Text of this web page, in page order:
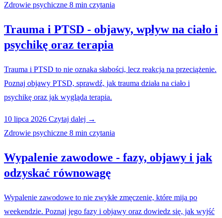
Zdrowie psychiczne 8 min czytania
Trauma i PTSD - objawy, wpływ na ciało i
psychikę oraz terapia
Trauma i PTSD to nie oznaka słabości, lecz reakcja na przeciążenie.
Poznaj objawy PTSD, sprawdź, jak trauma działa na ciało i
psychikę oraz jak wygląda terapia.
10 lipca 2026 Czytaj dalej →
Zdrowie psychiczne 8 min czytania
Wypalenie zawodowe - fazy, objawy i jak
odzyskać równowagę
Wypalenie zawodowe to nie zwykłe zmęczenie, które mija po
weekendzie. Poznaj jego fazy i objawy oraz dowiedz się, jak wyjść